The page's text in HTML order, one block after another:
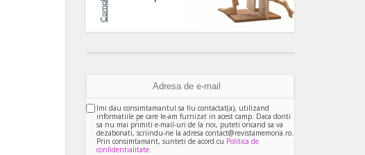
Imi dau consimtamantul sa fiu contactat(a), utilizand
informatiile pe care le-am furnizat in acest camp. Daca doriti
sa nu mai primiti e-mail-uri de la noi, puteti oricand sa va
dezabonati, scriindu-ne la adresa contact@revistamemoria.ro.
Prin consimtamant, sunteti de acord cu Politica de
confidentialitate.